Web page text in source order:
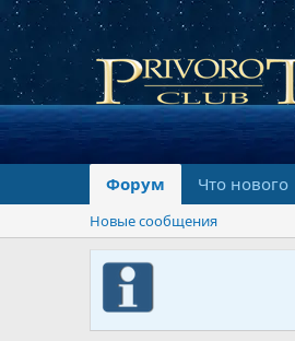
Форум Что нового
Новые сообщения